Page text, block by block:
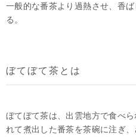
一般的な番茶より過熱させ、香
る。
ぼてぼて茶とは
ぼてぼて茶は、出雲地方で食べ
れて煮出した番茶を茶碗に注ぎ